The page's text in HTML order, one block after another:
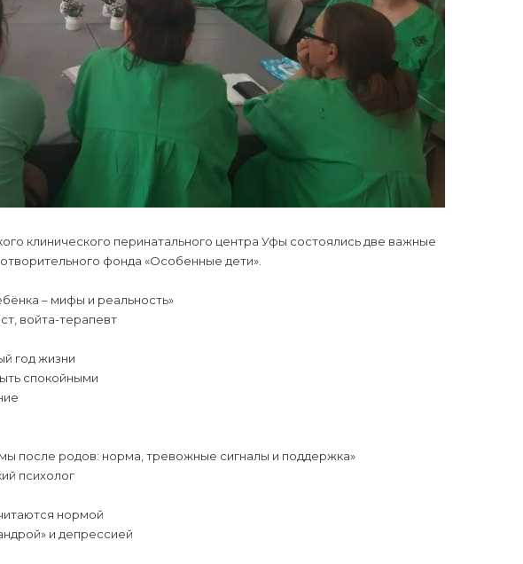
клинического перинатального центра Уфы состоялись две важные
фонда «Особенные дети».
– мифы и реальность»
войта-терапевт
год жизни
спокойными
после родов: норма, тревожные сигналы и поддержка»
психолог
нормой
и депрессией